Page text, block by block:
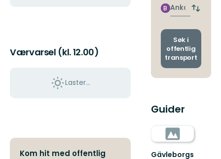
Værvarsel (kl. 12.00)
Laster…
Kom hit med offentlig
Ankomst
B
Bytt
og
Søk i
offentlig
transport
Guider
Gävleborgs